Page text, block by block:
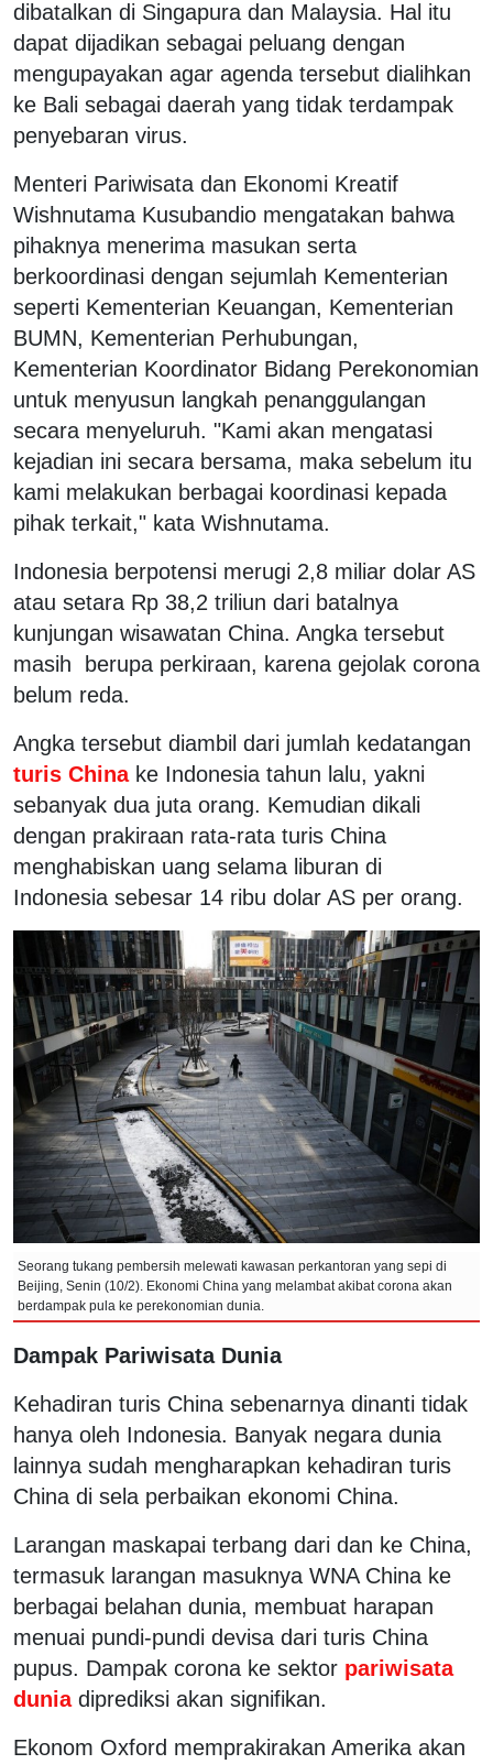
dibatalkan di Singapura dan Malaysia. Hal itu
dapat dijadikan sebagai peluang dengan
mengupayakan agar agenda tersebut dialihkan
ke Bali sebagai daerah yang tidak terdampak
penyebaran virus.
Menteri Pariwisata dan Ekonomi Kreatif
Wishnutama Kusubandio mengatakan bahwa
pihaknya menerima masukan serta
berkoordinasi dengan sejumlah Kementerian
seperti Kementerian Keuangan, Kementerian
BUMN, Kementerian Perhubungan,
Kementerian Koordinator Bidang Perekonomian
untuk menyusun langkah penanggulangan
secara menyeluruh. "Kami akan mengatasi
kejadian ini secara bersama, maka sebelum itu
kami melakukan berbagai koordinasi kepada
pihak terkait," kata Wishnutama.
Indonesia berpotensi merugi 2,8 miliar dolar AS
atau setara Rp 38,2 triliun dari batalnya
kunjungan wisawatan China. Angka tersebut
masih berupa perkiraan, karena gejolak corona
belum reda.
Angka tersebut diambil dari jumlah kedatangan
turis China ke Indonesia tahun lalu, yakni
sebanyak dua juta orang. Kemudian dikali
dengan prakiraan rata-rata turis China
menghabiskan uang selama liburan di
Indonesia sebesar 14 ribu dolar AS per orang.
Seorang tukang pembersih melewati kawasan perkantoran yang sepi di
Beijing, Senin (10/2). Ekonomi China yang melambat akibat corona akan
berdampak pula ke perekonomian dunia.
Dampak Pariwisata Dunia
Kehadiran turis China sebenarnya dinanti tidak
hanya oleh Indonesia. Banyak negara dunia
lainnya sudah mengharapkan kehadiran turis
China di sela perbaikan ekonomi China.
Larangan maskapai terbang dari dan ke China,
termasuk larangan masuknya WNA China ke
berbagai belahan dunia, membuat harapan
menuai pundi-pundi devisa dari turis China
pupus. Dampak corona ke sektor pariwisata
dunia diprediksi akan signifikan.
Ekonom Oxford memprakirakan Amerika akan